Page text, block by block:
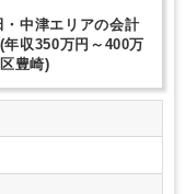
中津エリアの会計
収350万円～400万
豊崎)